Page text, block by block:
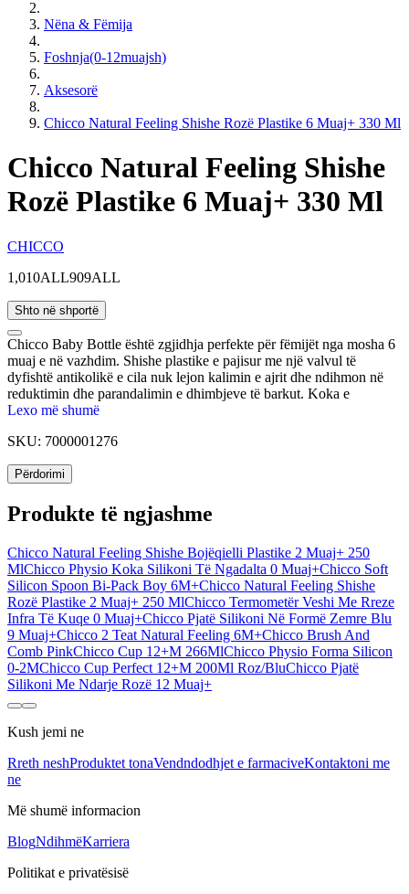
Nëna & Fëmija
Foshnja(0-12muajsh)
Aksesorë
Chicco Natural Feeling Shishe Rozë Plastike 6 Muaj+ 330 Ml
Chicco Natural Feeling Shishe
Rozë Plastike 6 Muaj+ 330 Ml
CHICCO
1,010ALL909ALL
Shto në shportë
Chicco Baby Bottle është zgjidhja perfekte për fëmijët nga mosha 6
muaj e në vazhdim. Shishe plastike e pajisur me një valvul të
dyfishtë antikolikë e cila nuk lejon kalimin e ajrit dhe ndihmon në
reduktimin dhe parandalimin e dhimbjeve të barkut. Koka e
biberonit është në material silikoni të butë e cila ofron një rrjedhje të
nënës e bën kalimin ndërmjet ushqyerjes me gji në ushqyerjen me
mbushjen dhe pastrimin e saj.
Lexo më shumë
SKU: 7000001276
Përdorimi
Produkte të ngjashme
Chicco Natural Feeling Shishe Bojëqielli Plastike 2 Muaj+ 250
MlChicco Physio Koka Silikoni Të Ngadalta 0 Muaj+Chicco Soft
Silicon Spoon Bi-Pack Boy 6M+Chicco Natural Feeling Shishe
Rozë Plastike 2 Muaj+ 250 MlChicco Termometër Veshi Me Rreze
Infra Të Kuqe 0 Muaj+Chicco Pjatë Silikoni Në Formë Zemre Blu
9 Muaj+Chicco 2 Teat Natural Feeling 6M+Chicco Brush And
Comb PinkChicco Cup 12+M 266MlChicco Physio Forma Silicon
0-2MChicco Cup Perfect 12+M 200Ml Roz/BluChicco Pjatë
Silikoni Me Ndarje Rozë 12 Muaj+
Kush jemi ne
Rreth neshProduktet tonaVendndodhjet e farmaciveKontaktoni me
ne
Më shumë informacion
BlogNdihmëKarriera
Politikat e privatësisë